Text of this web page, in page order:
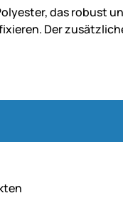
das robust
Der